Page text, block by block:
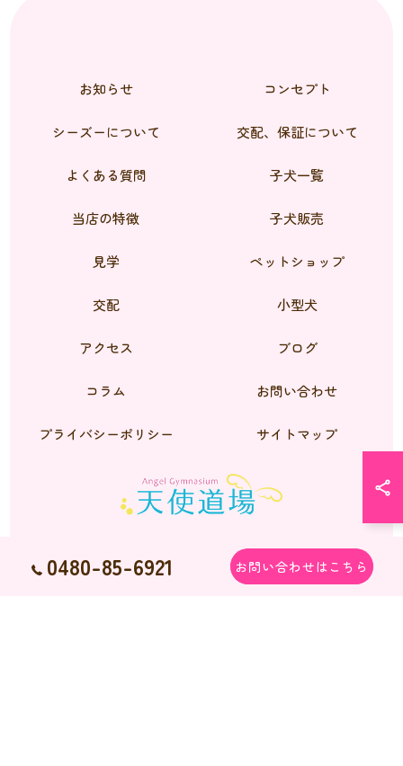
0480-85-6921 お問い合わせはこちら
お知らせ コンセプト
シーズーについて 交配、保証について
よくある質問 子犬一覧
当店の特徴 子犬販売
見学 ペットショップ
交配 小型犬
アクセス ブログ
コラム お問い合わせ
プライバシーポリシー サイトマップ
© 2026 シーズーのブリーダーなら天使道場 ALL RIGHTS RESERVED.